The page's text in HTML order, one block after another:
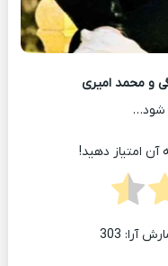
و محمد امیری
شود…
امتیاز دهید!
303